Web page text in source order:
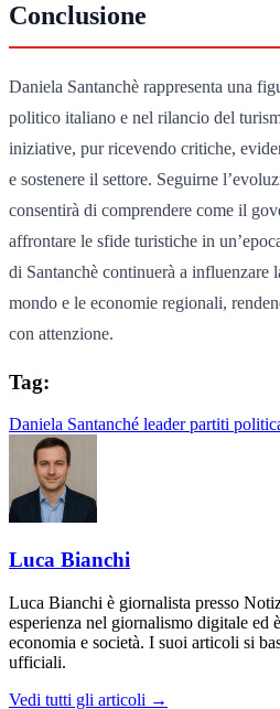
Conclusione
Daniela Santanchè rappresenta una
politico italiano e nel rilancio del
iniziative, pur ricevendo critiche,
e sostenere il settore. Seguirne
consentirà di comprendere come il
affrontare le sfide turistiche in
di Santanchè continuerà a influenzare
mondo e le economie regionali,
con attenzione.
Tag:
Daniela Santanché leaderpartiti
Luca Bianchi
Luca Bianchi è giornalista presso
esperienza nel giornalismo digitale ed
economia e società. I suoi articoli si
ufficiali.
Vedi tutti gli articoli →